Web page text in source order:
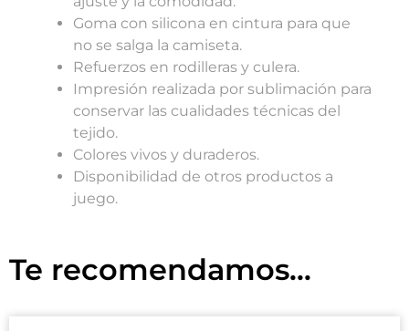
Goma con silicona en cintura para que
no se salga la camiseta.
Refuerzos en rodilleras y culera.
Impresión realizada por sublimación para
conservar las cualidades técnicas del
tejido.
Colores vivos y duraderos.
Disponibilidad de otros productos a
juego.
Te recomendamos...